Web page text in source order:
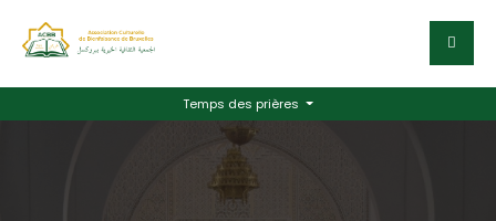
Temps des prières